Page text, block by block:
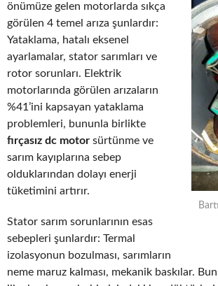
önümüze gelen motorlarda sıkça
görülen 4 temel arıza şunlardır:
Yataklama, hatalı eksenel
ayarlamalar, stator sarımları ve
rotor sorunları. Elektrik
motorlarında görülen arızaların
%41’ini kapsayan yataklama
problemleri, bununla birlikte
fırçasız dc motor sürtünme ve
sarım kayıplarına sebep
olduklarından dolayı enerji
tüketimini artırır.
Stator sarım sorunlarının esas
sebepleri şunlardır: Termal
izolasyonun bozulması, sarımların
neme maruz kalması, mekanik baskılar.